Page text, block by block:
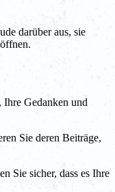
darüber aus, sie
Ihre Gedanken und
Sie deren Beiträge,
Sie sicher, dass es Ihre